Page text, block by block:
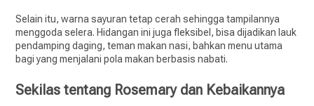
Selain itu, warna sayuran tetap cerah sehingga tampilannya
menggoda selera. Hidangan ini juga fleksibel, bisa dijadikan lauk
pendamping daging, teman makan nasi, bahkan menu utama
bagi yang menjalani pola makan berbasis nabati.
Sekilas tentang Rosemary dan Kebaikannya